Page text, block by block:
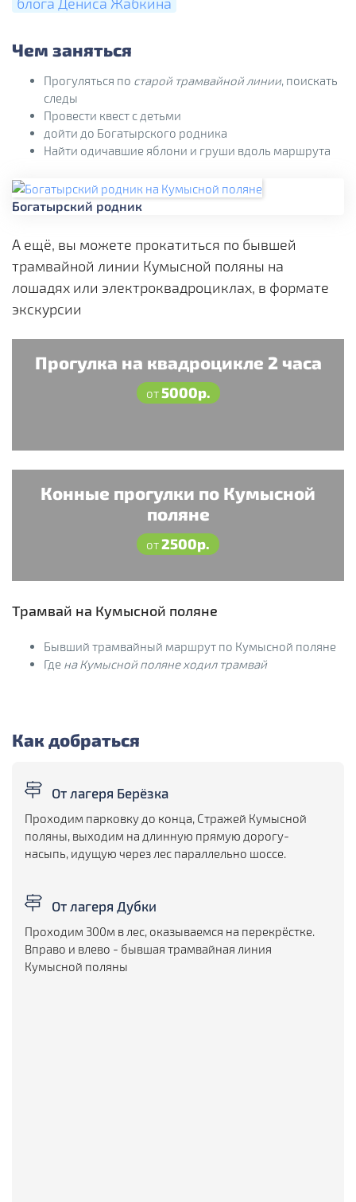
Чем заняться
Прогуляться по старой трамвайной линии, поискать
следы
Провести квест с детьми
дойти до Богатырского родника
Найти одичавшие яблони и груши вдоль маршрута
Богатырский родник
А ещё, вы можете прокатиться по бывшей
трамвайной линии Кумысной поляны на
лошадях или электроквадроциклах, в формате
экскурсии
Прогулка на квадроцикле 2 часа
от5000р.
Конные прогулки по Кумысной
поляне
от2500р.
Трамвай на Кумысной поляне
Бывший трамвайный маршрут по Кумысной поляне
Где на Кумысной поляне ходил трамвай
Как добраться
От лагеря Берёзка
Проходим парковку до конца, Стражей Кумысной
поляны, выходим на длинную прямую дорогу-
насыпь, идущую через лес параллельно шоссе.
От лагеря Дубки
Проходим 300м в лес, оказываемся на перекрёстке.
Вправо и влево - бывшая трамвайная линия
Кумысной поляны